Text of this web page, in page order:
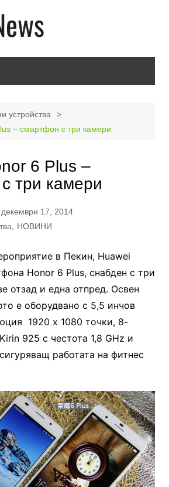
устройства
– смартфон с три камери
6 Plus –
три камери
декември 17, 2014
НОВИНИ
в Пекин, Huawei
Honor 6 Plus, снабден с три
отзад и една отпред. Освен
е оборудвано с 5,5 инчов
1920 х 1080 точки, 8-
925 с честота 1,8 GHz и
работата на фитнес